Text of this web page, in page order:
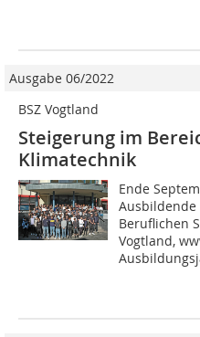
Ausgabe 06/2022
BSZ Vogtland
Steigerung im
Klimatechnik
Ende
Ausbildende
Beruflichen
Vogtland,